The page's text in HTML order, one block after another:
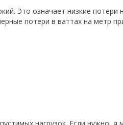
Это означает низкие потери
потери в ваттах на метр